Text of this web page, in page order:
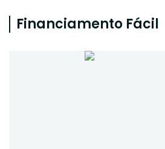
Financiamento Fácil